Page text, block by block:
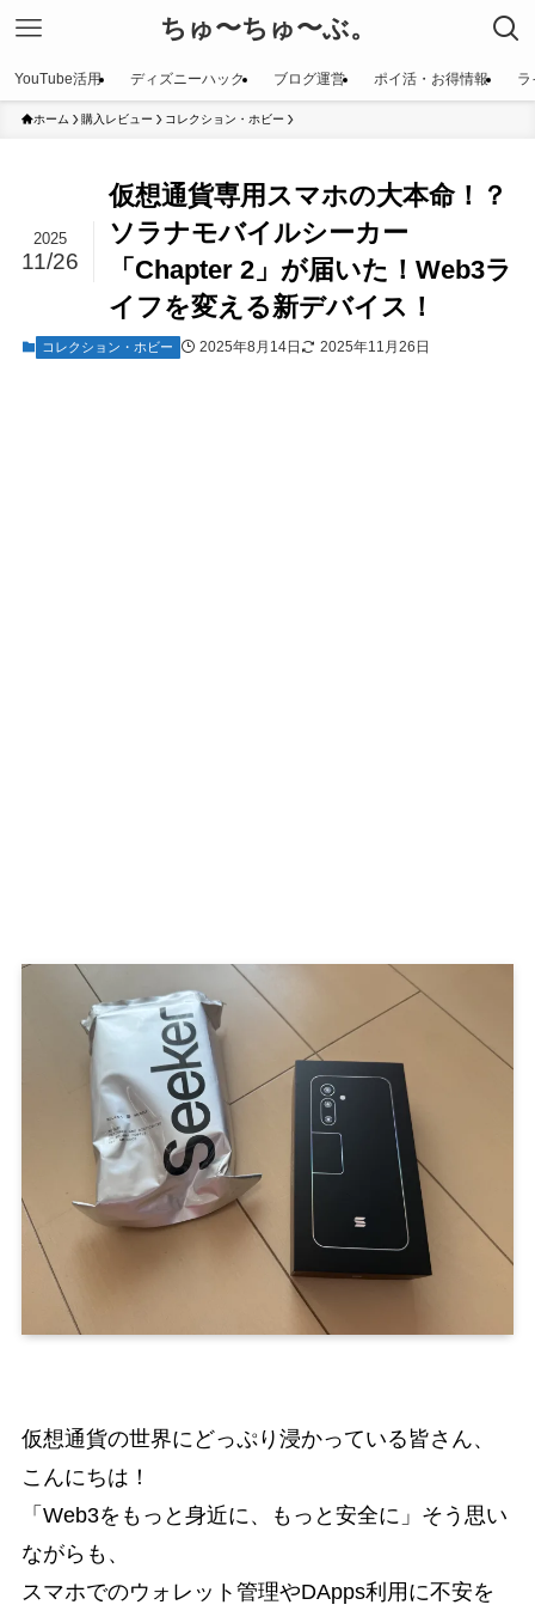
ちゅ〜ちゅ〜ぶ。
YouTube活用 ディズニーハック ブログ運営 ポイ活・お得情報
ホーム 購入レビュー コレクション・ホビー
仮想通貨専用スマホの大本命！？
ソラナモバイルシーカー
「Chapter 2」が届いた！Web3ラ
イフを変える新デバイス！
2025
11/26
コレクション・ホビー 2025年8月14日 2025年11月26日
仮想通貨の世界にどっぷり浸かっている皆さん、
こんにちは！
「Web3をもっと身近に、もっと安全に」そう思い
ながらも、
スマホでのウォレット管理やDApps利用に不安を